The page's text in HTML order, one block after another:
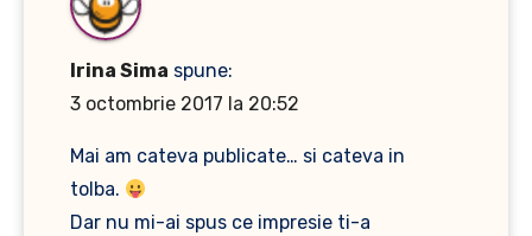
Irina Sima spune:
3 octombrie 2017 la 20:52
Mai am cateva publicate… si cateva in
tolba.
Dar nu mi-ai spus ce impresie ti-a